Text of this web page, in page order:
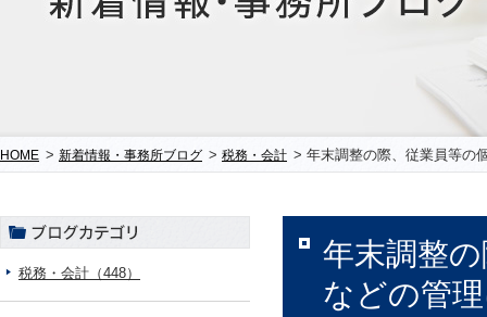
HOME > 新着情報・事務所ブログ > 税務・会計 > 年末調整の際、従業員等の
年末調整
などの管
税務・会計（448）